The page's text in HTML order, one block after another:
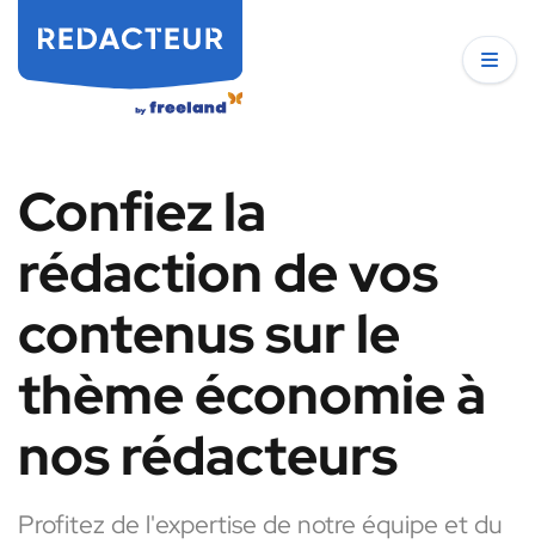
Confiez la
rédaction de vos
contenus sur le
thème économie à
nos rédacteurs
Profitez de l'expertise de notre équipe et du